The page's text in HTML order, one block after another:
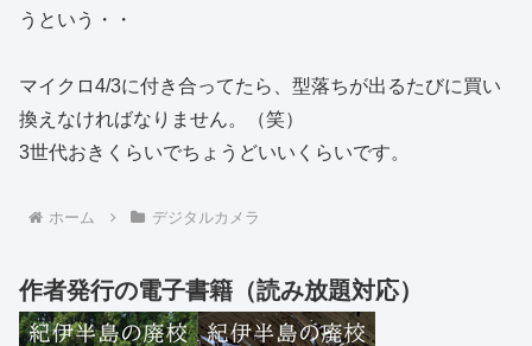
うという・・
マイクロ4/3に付き合ってたら、型落ちが出るたびに買い
換えなければなりません。（笑）
3世代おきくらいでちょうどいいくらいです。
ホーム デジタルカメラ
作者発行の電子書籍（読み放題対応）